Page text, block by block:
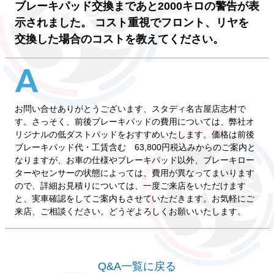
ブレーキパッド交換まであと2000キロの警告が表
示されました。 コスト重視でフロント、リヤを
交換した場合のコストを教えてください。
お問い合せありがとうございます、スタディ名古屋店志村で
す。さっそく、前後ブレーキパッドの費用については、弊社オ
リジナルの低ダストパッドをおすすめいたします。価格は前後
ブレーキパッド代・工賃含む 63,800円税込みからのご案内と
なりますが、お車の仕様やブレーキパッド以外、ブレーキロー
ターやセンサーの状態によっては、費用が異なってまいります
ので、詳細お見積りについては、一度ご来店をいただけます
と、実車確認をしてご案内もさせていただきます。お気軽にご
来店、ご相談ください。どうぞよろしくお願いいたします。
Q&A一覧に戻る